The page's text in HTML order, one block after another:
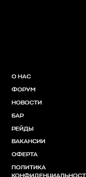
О НАС
ФОРУМ
НОВОСТИ
БАР
РЕЙДЫ
ВАКАНСИИ
ОФЕРТА
ПОЛИТИКА